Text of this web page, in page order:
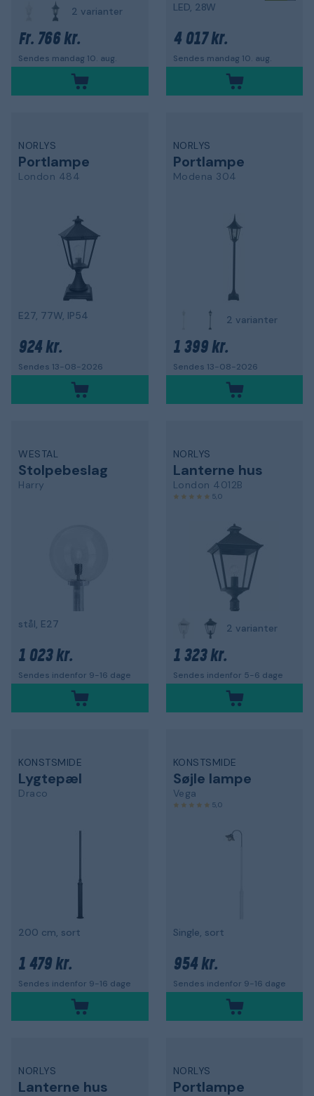
2 varianter
Fr. 766 kr.
Sendes mandag 10. aug.
LED, 28W
4 017 kr.
Sendes mandag 10. aug.
NORLYS
Portlampe
London 484
E27, 77W, IP54
924 kr.
Sendes 13-08-2026
NORLYS
Portlampe
Modena 304
2 varianter
1 399 kr.
Sendes 13-08-2026
WESTAL
Stolpebeslag
Harry
stål, E27
1 023 kr.
Sendes indenfor 9-16 dage
NORLYS
Lanterne hus
London 4012B
5,0
2 varianter
1 323 kr.
Sendes indenfor 5-6 dage
KONSTSMIDE
Lygtepæl
Draco
200 cm, sort
1 479 kr.
Sendes indenfor 9-16 dage
KONSTSMIDE
Søjle lampe
Vega
5,0
Single, sort
954 kr.
Sendes indenfor 9-16 dage
NORLYS
Lanterne hus
NORLYS
Portlampe